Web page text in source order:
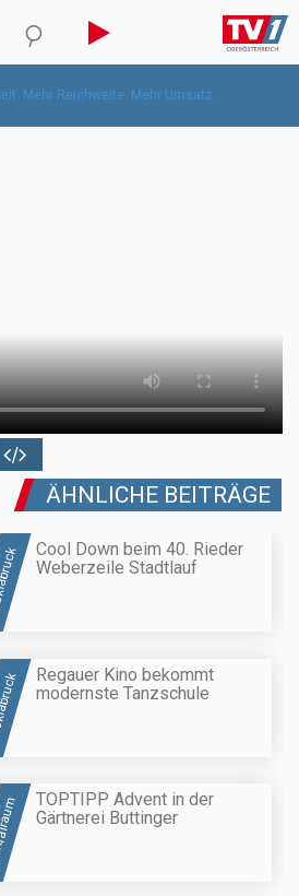
ÄHNLICHE BEITRÄGE
Cool Down beim 40. Rieder
Weberzeile Stadtlauf
Regauer Kino bekommt
modernste Tanzschule
TOPTIPP Advent in der
Gärtnerei Buttinger